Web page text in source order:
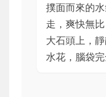
撲面而來的
走，爽快無
大石頭上，
水花，腦袋